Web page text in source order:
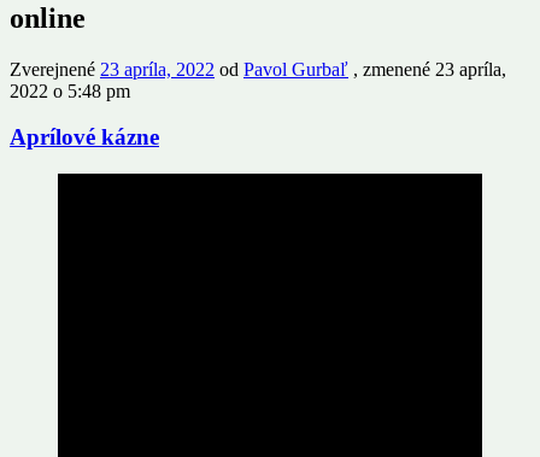
online
Zverejnené 23 apríla, 2022 od Pavol Gurbaľ , zmenené 23 apríla,
2022 o 5:48 pm
Aprílové kázne